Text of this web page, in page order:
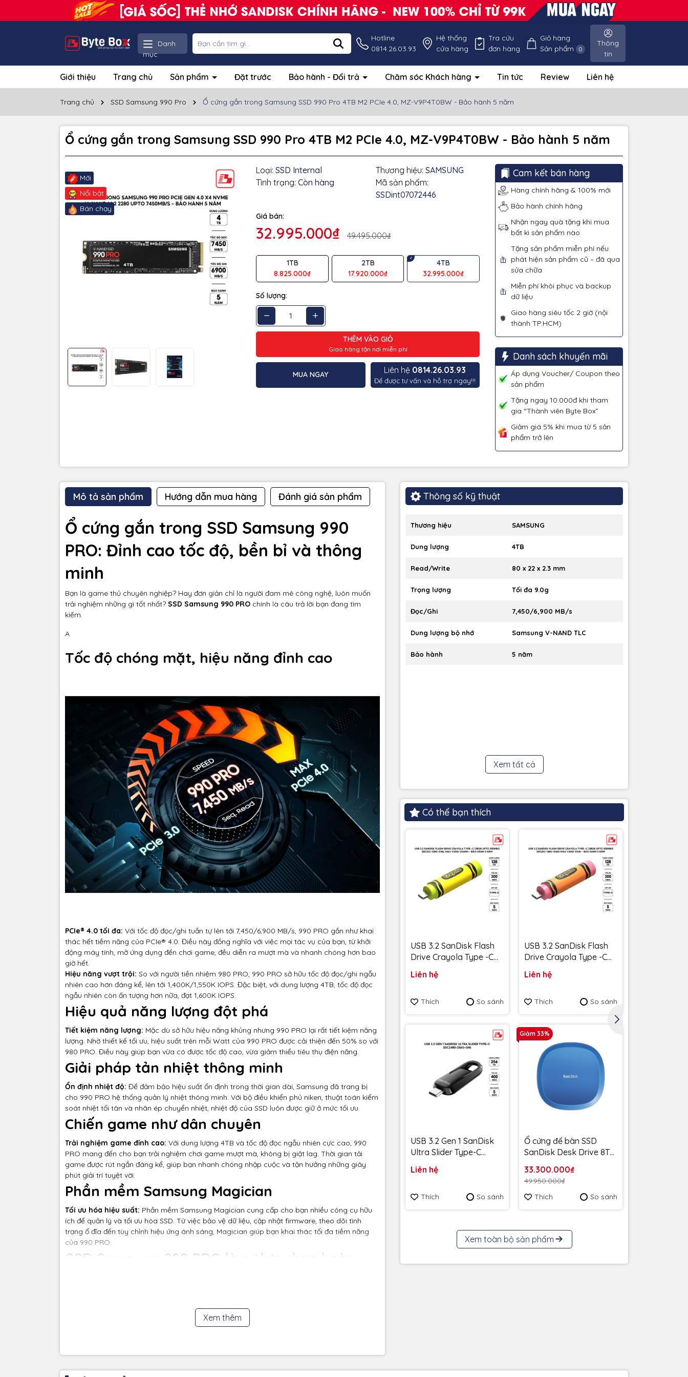
Danh
mục
Hotline
0814.26.03.93
Hệ thống
cửa hàng
Tra cứu
đơn hàng
Giỏ hàng
Sản phẩm 0
Thông
tin
Giới thiệu Trang chủ Sản phẩm Đặt trước Bảo hành - Đổi trả Chăm sóc Khách hàng Tin tức Review Liên hệ
Trang chủ SSD Samsung 990 Pro Ổ cứng gắn trong Samsung SSD 990 Pro 4TB M2 PCIe 4.0, MZ-V9P4T0BW - Bảo hành 5 năm
Ổ cứng gắn trong Samsung SSD 990 Pro 4TB M2 PCIe 4.0, MZ-V9P4T0BW - Bảo hành 5 năm
Mới
Nổi bật
Bán chạy
Loại: SSD Internal Thương hiệu: SAMSUNG
Tình trạng: Còn hàng
Mã sản phẩm:
SSDint07072446
Giá bán:
32.995.000₫ 49.495.000₫
1TB
8.825.000₫
2TB
17.920.000₫
4TB
32.995.000₫
Số lượng:
THÊM VÀO GIỎ
Giao hàng tận nơi miễn phí
MUA NGAY Liên hệ 0814.26.03.93
Để được tư vấn và hỗ trợ ngay!!!
Cam kết bán hàng
Hàng chính hãng & 100% mới
Bảo hành chính hãng
Nhận ngay quà tặng khi mua
bất kì sản phẩm nào
Tặng sản phẩm miễn phí nếu
phát hiện sản phẩm cũ – đã qua
sửa chữa
Miễn phí khôi phục và backup
dữ liệu
Giao hàng siêu tốc 2 giờ (nội
thành TP.HCM)
Danh sách khuyến mãi
Áp dụng Voucher/ Coupon theo
sản phẩm
Tặng ngay 10.000đ khi tham
gia “Thành viên Byte Box”
Giảm giá 5% khi mua từ 5 sản
phẩm trở lên
Mô tả sản phẩm Hướng dẫn mua hàng Đánh giá sản phẩm
Ổ cứng gắn trong SSD Samsung 990
PRO: Đỉnh cao tốc độ, bền bỉ và thông
minh
Bạn là game thủ chuyên nghiệp? Hay đơn giản chỉ là người đam mê công nghệ, luôn muốn
trải nghiệm những gì tốt nhất? SSD Samsung 990 PRO chính là câu trả lời bạn đang tìm
kiếm.
A
Tốc độ chóng mặt, hiệu năng đỉnh cao
PCIe® 4.0 tối đa: Với tốc độ đọc/ghi tuần tự lên tới 7,450/6,900 MB/s, 990 PRO gần như khai
thác hết tiềm năng của PCIe® 4.0. Điều này đồng nghĩa với việc mọi tác vụ của bạn, từ khởi
động máy tính, mở ứng dụng đến chơi game, đều diễn ra mượt mà và nhanh chóng hơn bao
giờ hết.
Hiệu năng vượt trội: So với người tiền nhiệm 980 PRO, 990 PRO sở hữu tốc độ đọc/ghi ngẫu
nhiên cao hơn đáng kể, lên tới 1,400K/1,550K IOPS. Đặc biệt, với dung lượng 4TB, tốc độ đọc
ngẫu nhiên còn ấn tượng hơn nữa, đạt 1,600K IOPS.
Hiệu quả năng lượng đột phá
Tiết kiệm năng lượng: Mặc dù sở hữu hiệu năng khủng nhưng 990 PRO lại rất tiết kiệm năng
lượng. Nhờ thiết kế tối ưu, hiệu suất trên mỗi Watt của 990 PRO được cải thiện đến 50% so với
980 PRO. Điều này giúp bạn vừa có được tốc độ cao, vừa giảm thiểu tiêu thụ điện năng.
Giải pháp tản nhiệt thông minh
Ổn định nhiệt độ: Để đảm bảo hiệu suất ổn định trong thời gian dài, Samsung đã trang bị
cho 990 PRO hệ thống quản lý nhiệt thông minh. Với bộ điều khiển phủ niken, thuật toán kiểm
soát nhiệt tối tân và nhãn ép chuyển nhiệt, nhiệt độ của SSD luôn được giữ ở mức tối ưu.
Chiến game như dân chuyên
Trải nghiệm game đỉnh cao: Với dung lượng 4TB và tốc độ đọc ngẫu nhiên cực cao, 990
PRO mang đến cho bạn trải nghiệm chơi game mượt mà, không bị giật lag. Thời gian tải
game được rút ngắn đáng kể, giúp bạn nhanh chóng nhập cuộc và tận hưởng những giây
phút giải trí tuyệt vời.
Phần mềm Samsung Magician
Tối ưu hóa hiệu suất: Phần mềm Samsung Magician cung cấp cho bạn nhiều công cụ hữu
ích để quản lý và tối ưu hóa SSD. Từ việc bảo vệ dữ liệu, cập nhật firmware, theo dõi tình
trạng ổ đĩa đến tùy chỉnh hiệu ứng ánh sáng, Magician giúp bạn khai thác tối đa tiềm năng
của 990 PRO.
SSD Samsung 990 PRO là sự lựa chọn hoàn
cao và thiết kế thông minh. Nếu bạn muốn
được trải nghiệm sử dụng tốt nhất, hãy cân
Xem thêm
Thông số kỹ thuật
Thương hiệu SAMSUNG
Dung lượng 4TB
Read/Write 80 x 22 x 2.3 mm
Trọng lượng Tối đa 9.0g
Đọc/Ghi 7,450/6,900 MB/s
Dung lượng bộ nhớ Samsung V-NAND TLC
Bảo hành 5 năm
Xem tất cả
Có thể bạn thích
USB 3.2 SanDisk Flash
Drive Crayola Type -C
SDCZIC-128G-G46L màu
5 năm
Liên hệ
Thích So sánh
USB 3.2 SanDisk Flash
Drive Crayola Type -C
SDCZIC-128G-G46O màu
năm
Liên hệ
Thích So sánh
USB 3.2 Gen 1 SanDisk
Ultra Slider Type-C
SDCZ480-256G-G46 -
Liên hệ
Thích So sánh
Giảm 33%
Ổ cứng để bàn SSD
SanDisk Desk Drive 8TB
1000MB/s SDSSDT40C-
8T00-A25 - Bảo Hành 3
năm
33.300.000₫
49.950.000₫
Thích
So sánh
Xem toàn bộ sản phẩm
Thông số kỹ thuật
Thương hiệu
Dung lượng 4TB
Read/Write
7,450/6,900 MB/s
Dung lượng bộ nhớ Samsung V-NAND TLC